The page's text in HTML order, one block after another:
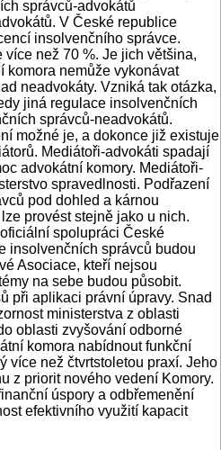
správců-advokátů
V České republice
insolvenčního správce.
více než 70 %. Je jich většina,
komora nemůže vykonávat
neadvokáty. Vzniká tak otázka,
jiná regulace insolvenčních
správců-neadvokátů.
možné je, a dokonce již existuje
Mediátoři-advokáti spadají
advokátní komory. Mediátoři-
spravedlnosti. Podřazení
pod dohled a kárnou
provést stejně jako u nich.
spolupráci České
insolvenčních správců budou
Asociace, kteří nejsou
na sebe budou působit.
při aplikaci právní úpravy. Snad
ministerstva z oblasti
oblasti zvyšování odborné
komora nabídnout funkční
více než čtvrtstoletou praxí. Jeho
z priorit nového vedení Komory.
úspory a odbřemenění
efektivního využití kapacit